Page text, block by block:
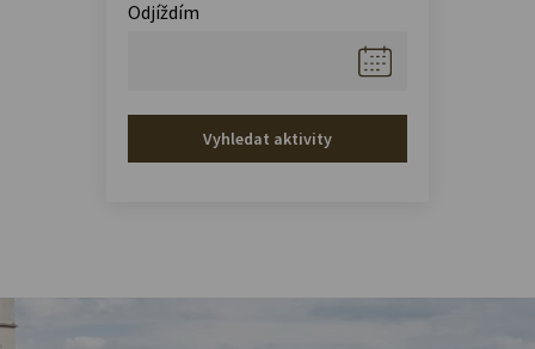
Odjíždím
Vyhledat aktivity